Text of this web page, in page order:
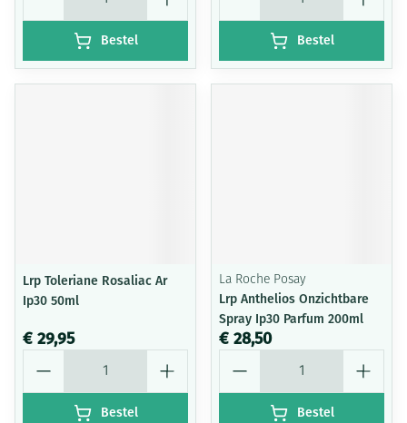
Bestel Bestel
Lrp Toleriane Rosaliac Ar
Ip30 50ml
€ 29,95
Bestel
La Roche Posay
Lrp Anthelios Onzichtbare
Spray Ip30 Parfum 200ml
€ 28,50
Bestel